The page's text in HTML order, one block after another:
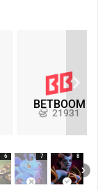
BETBOOM
21931
6 7 8